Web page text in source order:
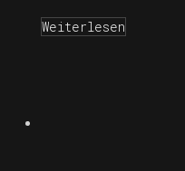
Weiterlesen